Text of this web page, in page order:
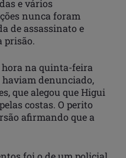
e vários
nunca foram
de assassinato e
prisão.
hora na quinta-feira
haviam denunciado,
que alegou que Higui
costas. O perito
afirmando que a